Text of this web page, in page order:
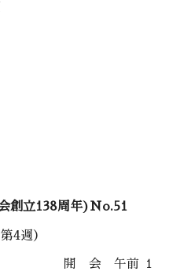
会創立138周年)No.51
4週）
前 １